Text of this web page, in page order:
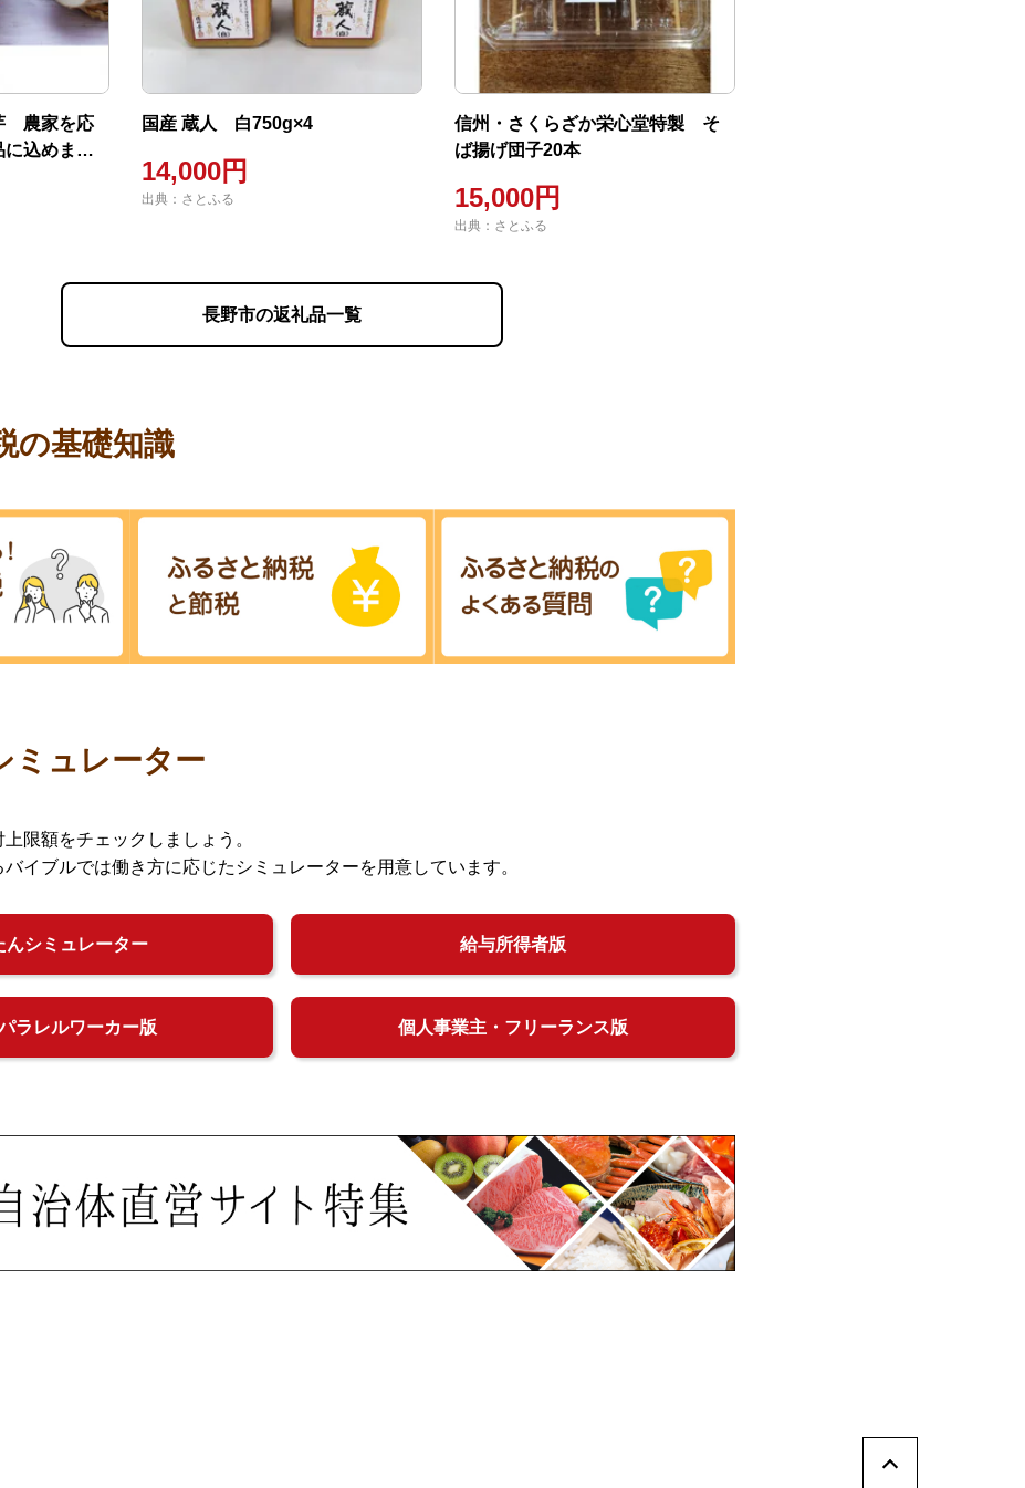
農家を応
込めまし
国産 蔵人 白750g×4
14,000円
出典：さとふる
信州・さくらざか栄心堂特製 そ
ば揚げ団子20本
15,000円
出典：さとふる
長野市の返礼品一覧
の基礎知識
ミュレーター
限額をチェックしましょう。
イブルでは働き方に応じたシミュレーターを用意しています。
んシミュレーター 給与所得者版
ラレルワーカー版 個人事業主・フリーランス版